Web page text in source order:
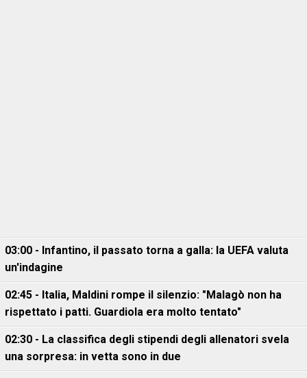
03:00 - Infantino, il passato torna a galla: la UEFA valuta
un'indagine
02:45 - Italia, Maldini rompe il silenzio: "Malagò non ha
rispettato i patti. Guardiola era molto tentato"
02:30 - La classifica degli stipendi degli allenatori svela
una sorpresa: in vetta sono in due